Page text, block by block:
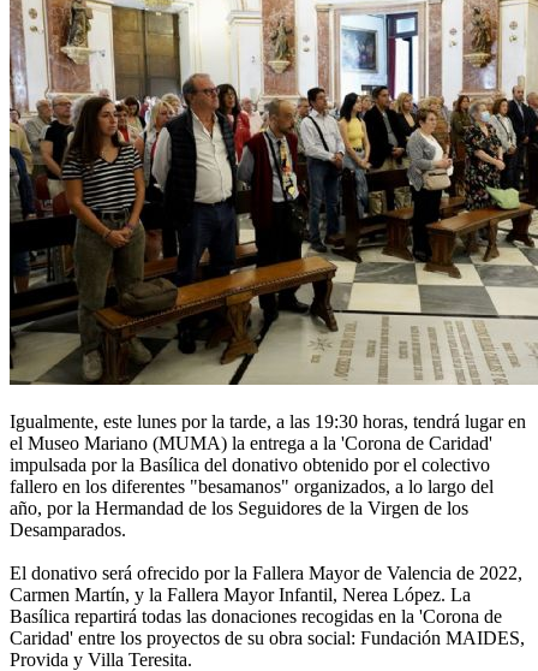
Igualmente, este lunes por la tarde, a las 19:30 horas, tendrá lugar en
el Museo Mariano (MUMA) la entrega a la 'Corona de Caridad'
impulsada por la Basílica del donativo obtenido por el colectivo
fallero en los diferentes "besamanos" organizados, a lo largo del
año, por la Hermandad de los Seguidores de la Virgen de los
Desamparados.
El donativo será ofrecido por la Fallera Mayor de Valencia de 2022,
Carmen Martín, y la Fallera Mayor Infantil, Nerea López. La
Basílica repartirá todas las donaciones recogidas en la 'Corona de
Caridad' entre los proyectos de su obra social: Fundación MAIDES,
Provida y Villa Teresita.